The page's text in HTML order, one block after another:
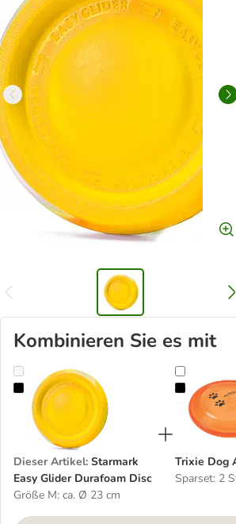
Kombinieren Sie es mit
Starmark Easy Glider Durafoam Disc
Dieser Artikel: Starmark
Easy Glider Durafoam Disc
Größe M: ca. Ø 23 cm
Trixie Dog
Trixie Dog
Sparset: 2